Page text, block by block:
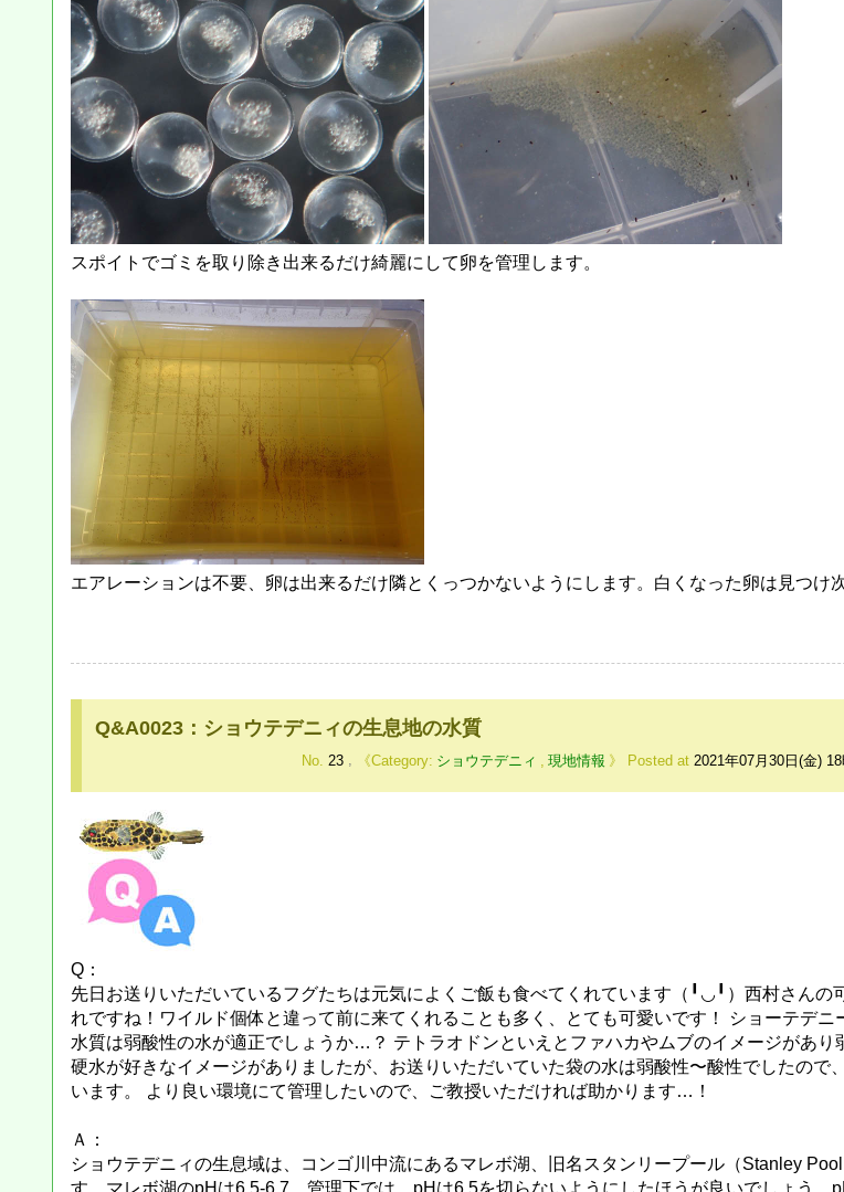
スポイトでゴミを取り除き出来るだけ綺麗にして卵を管理します。
エアレーションは不要、卵は出来るだけ隣とくっつかないようにします。白くなった卵は見つけ
Q&A0023：ショウテデニィの生息地の水質
No. 23 , ショウテデニィ 現地情報 Posted at 2021年07月30日(金)
Q：
先日お送りいただいているフグたちは元気によくご飯も食べてくれています（╹◡╹）西村さんの
れですね！ワイルド個体と違って前に来てくれることも多く、とても可愛いです！ ショーテデニ
水質は弱酸性の水が適正でしょうか…？ テトラオドンといえとファハカやムブのイメージがあり
硬水が好きなイメージがありましたが、お送りいただいていた袋の水は弱酸性〜酸性でしたので
います。 より良い環境にて管理したいので、ご教授いただければ助かります…！
Ａ：
ショウテデニィの生息域は、コンゴ川中流にあるマレボ湖、旧名スタンリープール（Stanley